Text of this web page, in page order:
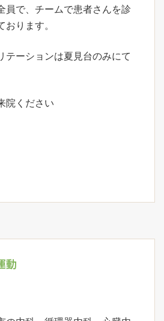
員で、チームで患者さんを診
おります。
テーションは夏見台のみにて
院ください
動